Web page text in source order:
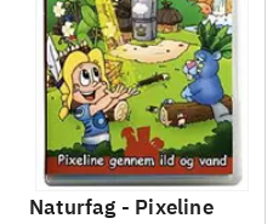
Naturfag - Pixeline